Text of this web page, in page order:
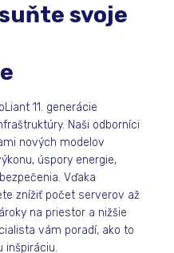
svoje
11. generácie
Naši odborníci
nových modelov
úspory energie,
Vďaka
znížiť počet serverov až
na priestor a nižšie
vám poradí, ako to
inšpiráciu.